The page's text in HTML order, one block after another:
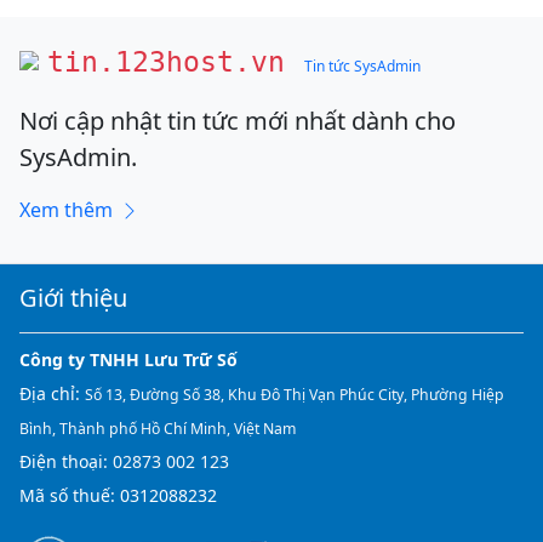
tin.123host.vn Tin tức SysAdmin
Nơi cập nhật tin tức mới nhất dành cho
SysAdmin.
Xem thêm
Giới thiệu
Công ty TNHH Lưu Trữ Số
Địa chỉ: Số 13, Đường Số 38, Khu Đô Thị Vạn Phúc City, Phường Hiệp
Bình, Thành phố Hồ Chí Minh, Việt Nam
Điện thoại: 02873 002 123
Mã số thuế: 0312088232